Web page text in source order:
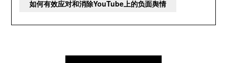
如何有效应对和消除YouTube上的负面舆情